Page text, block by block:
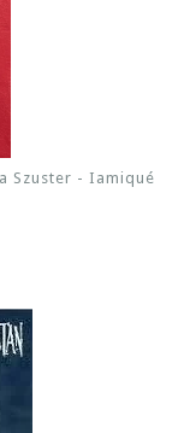
Szuster - Iamiqué